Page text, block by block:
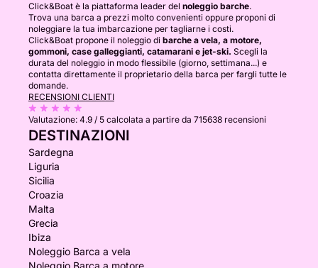
Click&Boat è la piattaforma leader del noleggio barche.
Trova una barca a prezzi molto convenienti oppure proponi di
noleggiare la tua imbarcazione per tagliarne i costi.
Click&Boat propone il noleggio di barche a vela, a motore,
gommoni, case galleggianti, catamarani e jet-ski. Scegli la
durata del noleggio in modo flessibile (giorno, settimana...) e
contatta direttamente il proprietario della barca per fargli tutte le
domande.
RECENSIONI CLIENTI
Valutazione: 4.9 / 5 calcolata a partire da 715638 recensioni
DESTINAZIONI
Sardegna
Liguria
Sicilia
Croazia
Malta
Grecia
Ibiza
Noleggio Barca a vela
Noleggio Barca a motore